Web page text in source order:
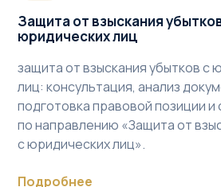
Защита от взыскания
юридических лиц
защита от взыскания убытков с
лиц: консультация, анализ
подготовка правовой позиции
по направлению «Защита от
с юридических лиц».
Подробнее